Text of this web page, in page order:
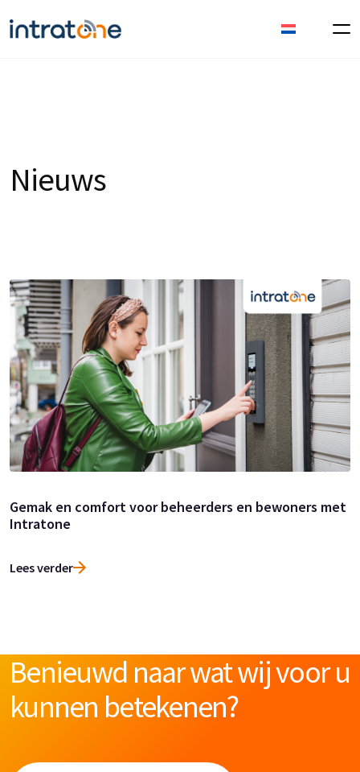
Nieuws
Gemak en comfort voor beheerders en bewoners met
Intratone
Lees verder
Benieuwd naar wat wij voor u
kunnen betekenen?